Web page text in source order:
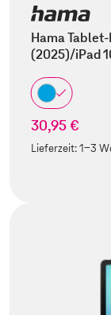
Hama
(2025)/iPad
30,95 €
Lieferzeit:1-3